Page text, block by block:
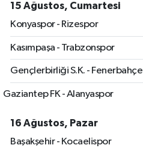
15 Ağustos, Cumartesi
Konyaspor - Rizespor
Kasımpaşa - Trabzonspor
Gençlerbirliği S.K. - Fenerbahçe
Gaziantep FK - Alanyaspor
16 Ağustos, Pazar
Başakşehir - Kocaelispor